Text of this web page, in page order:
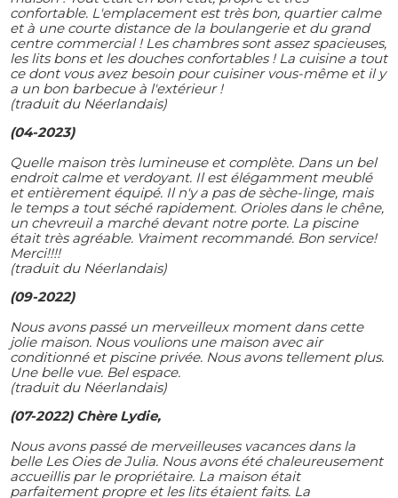
confortable. L'emplacement est très bon, quartier calme
et à une courte distance de la boulangerie et du grand
centre commercial ! Les chambres sont assez spacieuses,
les lits bons et les douches confortables ! La cuisine a tout
ce dont vous avez besoin pour cuisiner vous-même et il y
a un bon barbecue à l'extérieur !
(traduit du Néerlandais)
(04-2023)
Quelle maison très lumineuse et complète. Dans un bel
endroit calme et verdoyant. Il est élégamment meublé
et entièrement équipé. Il n'y a pas de sèche-linge, mais
le temps a tout séché rapidement. Orioles dans le chêne,
un chevreuil a marché devant notre porte. La piscine
était très agréable. Vraiment recommandé. Bon service!
Merci!!!!
(traduit du Néerlandais)
(09-2022)
Nous avons passé un merveilleux moment dans cette
jolie maison. Nous voulions une maison avec air
conditionné et piscine privée. Nous avons tellement plus.
Une belle vue. Bel espace.
(traduit du Néerlandais)
(07-2022) Chère Lydie,
Nous avons passé de merveilleuses vacances dans la
belle Les Oies de Julia. Nous avons été chaleureusement
accueillis par le propriétaire. La maison était
parfaitement propre et les lits étaient faits. La